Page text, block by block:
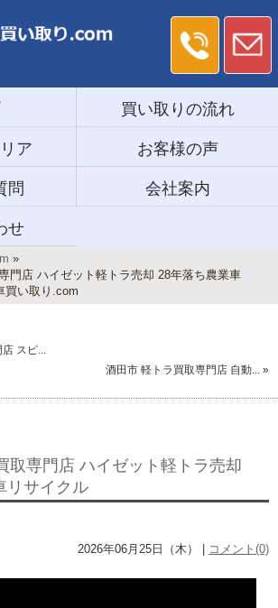
買い取りの流れ
ア お客様の声
問 会社案内
せ
»
門店 ハイゼット軽トラ売却 28年落ち農業車
買い取り.com
スピ...
酒田市 軽トラ買取専門店 自動... »
取専門店 ハイゼット軽トラ売却
リサイクル
2026年06月25日（木） | コメント(0)